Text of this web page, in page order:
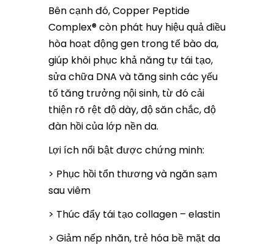
Bên cạnh đó, Copper Peptide
Complex® còn phát huy hiệu quả điều
hòa hoạt động gen trong tế bào da,
giúp khôi phục khả năng tự tái tạo,
sửa chữa DNA và tăng sinh các yếu
tố tăng trưởng nội sinh, từ đó cải
thiện rõ rệt độ dày, độ săn chắc, độ
đàn hồi của lớp nền da.
Lợi ích nổi bật được chứng minh:
> Phục hồi tổn thương và ngăn sạm
sau viêm
> Thúc đẩy tái tạo collagen – elastin
> Giảm nếp nhăn, trẻ hóa bề mặt da